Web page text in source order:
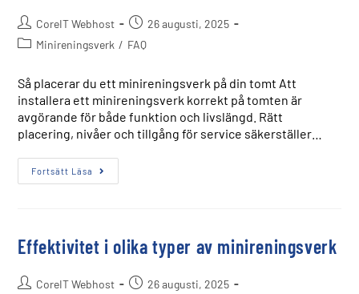
CoreIT Webhost
26 augusti, 2025
Minireningsverk / FAQ
Så placerar du ett minireningsverk på din tomt Att
installera ett minireningsverk korrekt på tomten är
avgörande för både funktion och livslängd. Rätt
placering, nivåer och tillgång för service säkerställer…
Fortsätt Läsa
Effektivitet i olika typer av minireningsverk
CoreIT Webhost
26 augusti, 2025